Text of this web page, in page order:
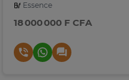
Essence
18 000 000 F CFA